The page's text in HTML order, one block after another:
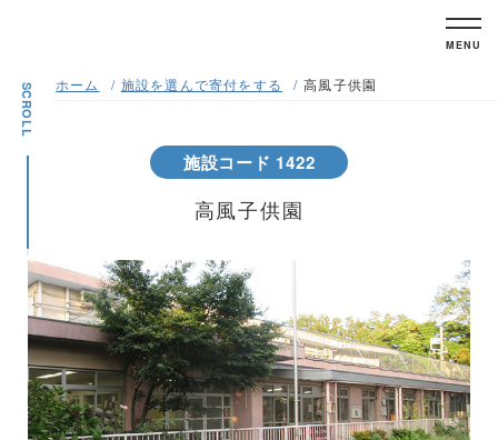
MENU
SCROLL ホーム 施設を選んで寄付をする 高風子供園
施設コード 1422
高風子供園